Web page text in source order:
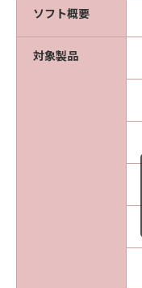
ソフト概要
対象製品